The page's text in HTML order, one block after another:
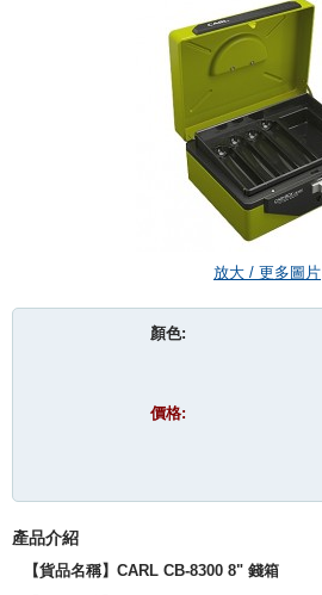
放大 / 更多圖片
顏色:
價格:
產品介紹
【貨品名稱】CARL CB-8300 8" 錢箱